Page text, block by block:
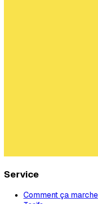
Service
Comment ça marche